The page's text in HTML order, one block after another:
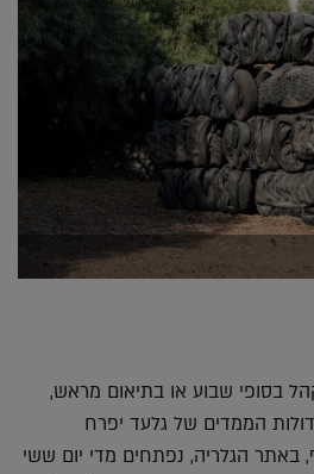
בסופי שבוע או בתיאום מראש,
הממדים של גלעד יפרח
באתר הגלריה, נפתחים מדי יום ששי